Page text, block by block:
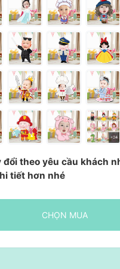
theo yêu cầu khách
tiết hơn nhé
CHỌN MUA